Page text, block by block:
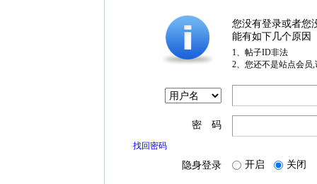
您没有登录或者您
能有如下几个原因
1、帖子ID非法
2、您还不是站点会员
密 码
找回密码
隐身登录 开启 关闭